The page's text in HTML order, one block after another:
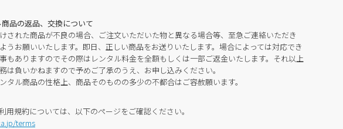
商品の返品、交換について
された商品が不良の場合、ご注文いただいた物と異なる場合等、至急ご連絡いただき
うお願いいたします。即日、正しい商品をお送りいたします。場合によっては対応でき
もありますのでその際はレンタル料金を全額もしくは一部ご返金いたします。それ以上
は負いかねますので予めご了承のうえ、お申し込みください。
タル商品の性格上、商品そのものの多少の不都合はご容赦願います。
用規約については、以下のページをご確認ください。
terms